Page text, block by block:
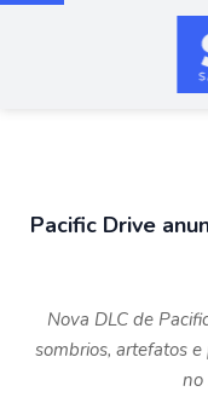
Pacific Drive
Nova DLC de
sombrios, artefatos
no